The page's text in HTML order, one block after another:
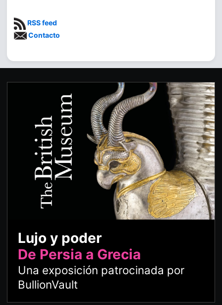
RSS feed
Contacto
Lujo y poder
De Persia a Grecia
Una exposición patrocinada por
BullionVault